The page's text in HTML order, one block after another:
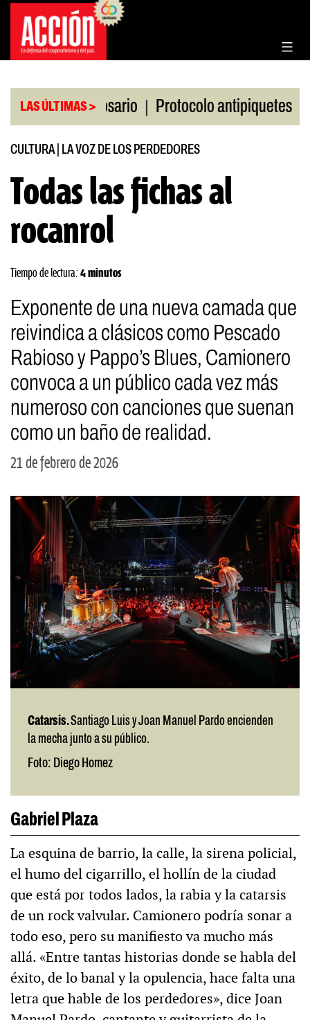
Saltar
contenido
LAS ÚLTIMAS >
de Rosario | Protocolo antipiquetes | FATE
CULTURA| LA VOZ DE LOS PERDEDORES
Todas las fichas al
rocanrol
Tiempo de lectura: 4 minutos
Exponente de una nueva camada que
reivindica a clásicos como Pescado
Rabioso y Pappo’s Blues, Camionero
convoca a un público cada vez más
numeroso con canciones que suenan
como un baño de realidad.
21 de febrero de 2026
Catarsis.Santiago Luis y Joan Manuel Pardo encienden
la mecha junto a su público.
Foto: Diego Homez
Gabriel Plaza
La esquina de barrio, la calle, la sirena policial,
el humo del cigarrillo, el hollín de la ciudad
que está por todos lados, la rabia y la catarsis
de un rock valvular. Camionero podría sonar a
todo eso, pero su manifiesto va mucho más
allá. «Entre tantas historias donde se habla del
éxito, de lo banal y la opulencia, hace falta una
letra que hable de los perdedores», dice Joan